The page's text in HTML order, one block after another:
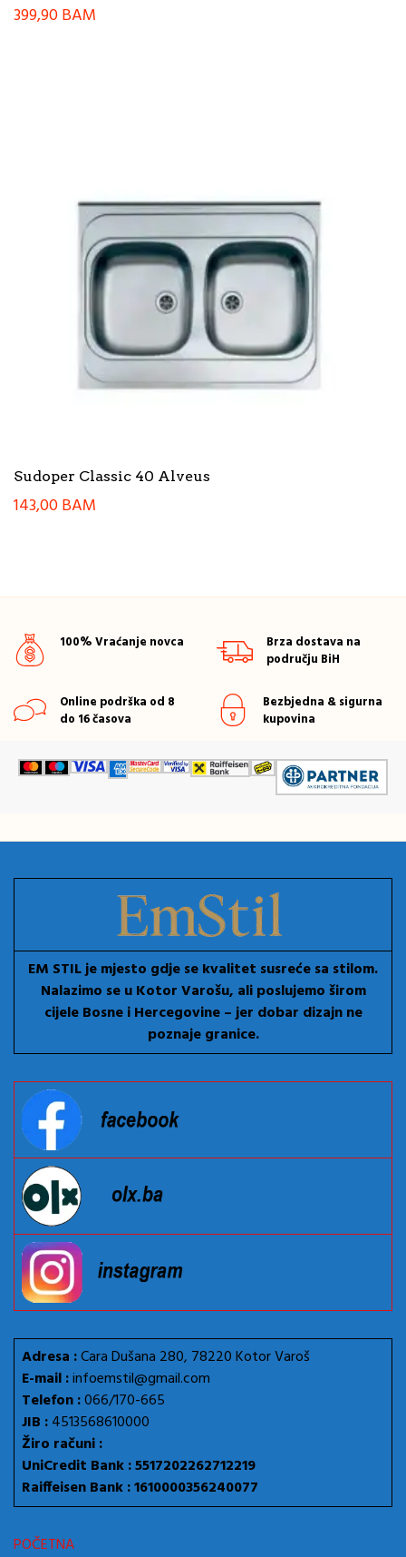
399,90BAM
Sudoper Classic 40 Alveus
143,00BAM
100% Vraćanje novca
Brza dostava na
području BiH
Online podrška od 8
do 16 časova
Bezbjedna & sigurna
kupovina
EM STIL je mjesto gdje se kvalitet susreće sa stilom.
Nalazimo se u Kotor Varošu, ali poslujemo širom
cijele Bosne i Hercegovine – jer dobar dizajn ne
poznaje granice.
Adresa :Cara Dušana 280, 78220 Kotor Varoš
E-mail :infoemstil@gmail.com
Telefon :066/170-665
JIB :4513568610000
Žiro računi :
UniCredit Bank : 5517202262712219
Raiffeisen Bank : 1610000356240077
POČETNA